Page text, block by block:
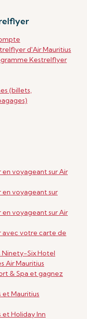
d'Air Mauritius
Kestrelflyer
(billets,
voyageant sur Air
en voyageant sur
voyageant sur Air
avec votre carte de
Ninety-Six Hotel
Air Mauritius
& Spa et gagnez
et Mauritius
Holiday Inn